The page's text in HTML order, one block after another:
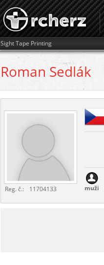
Sight Tape Printing
Roman Sedlák
Reg. č.: 11704133 muži